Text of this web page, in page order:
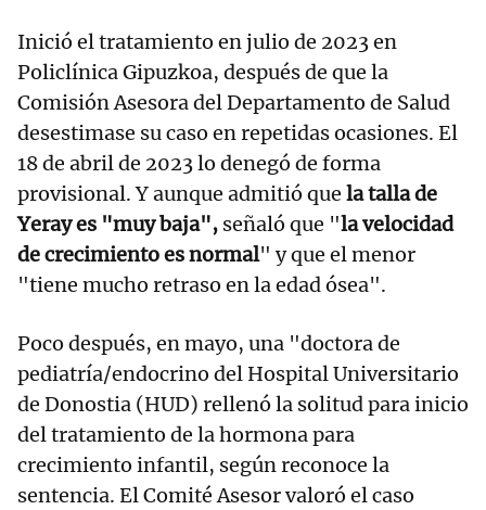
Inició el tratamiento en julio de 2023 en
Policlínica Gipuzkoa, después de que la
Comisión Asesora del Departamento de Salud
desestimase su caso en repetidas ocasiones. El
18 de abril de 2023 lo denegó de forma
provisional. Y aunque admitió que la talla de
Yeray es "muy baja", señaló que "la velocidad
de crecimiento es normal" y que el menor
"tiene mucho retraso en la edad ósea".
Poco después, en mayo, una "doctora de
pediatría/endocrino del Hospital Universitario
de Donostia (HUD) rellenó la solitud para inicio
del tratamiento de la hormona para
crecimiento infantil, según reconoce la
sentencia. El Comité Asesor valoró el caso